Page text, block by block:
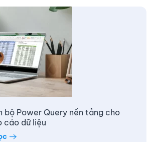
bộ Power Query nền tảng cho
cáo dữ liệu